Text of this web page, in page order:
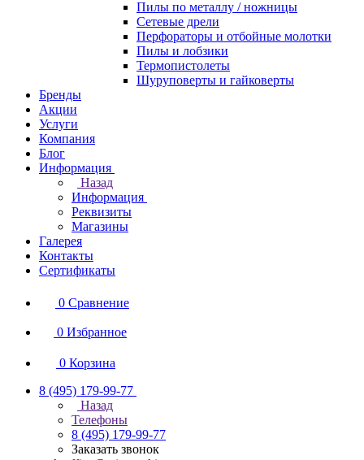
Пилы по металлу / ножницы
Сетевые дрели
Перфораторы и отбойные молотки
Пилы и лобзики
Термопистолеты
Шуруповерты и гайковерты
Бренды
Акции
Услуги
Компания
Блог
Информация
Назад
Информация
Реквизиты
Магазины
Галерея
Контакты
Сертификаты
0 Сравнение
0 Избранное
0 Корзина
8 (495) 179-99-77
Назад
Телефоны
8 (495) 179-99-77
Заказать звонок